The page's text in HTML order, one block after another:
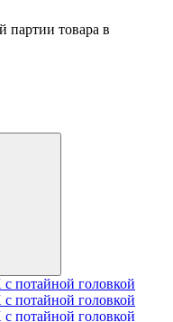
партии товара в